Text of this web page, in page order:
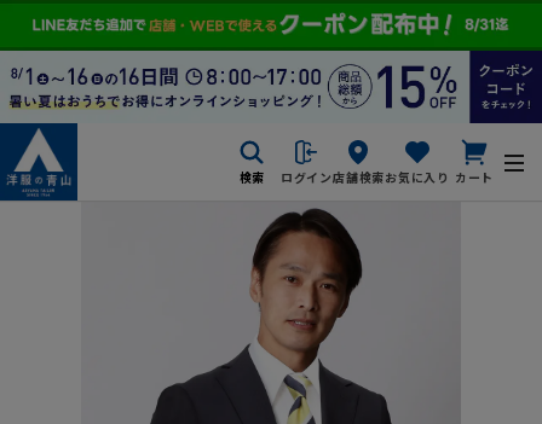
検索 ログイン店舗検索お気に入り カート